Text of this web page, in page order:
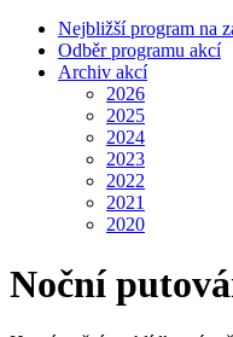
Nejbližší program na
Odběr programu akcí
Archiv akcí
2026
2025
2024
2023
2022
2021
2020
Noční